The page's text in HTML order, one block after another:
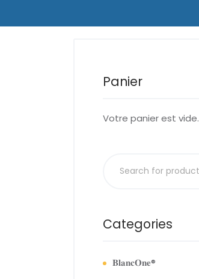
Panier
Votre panier est vide.
Categories
𝐁𝐥𝐚𝐧𝐜𝐎𝐧𝐞®